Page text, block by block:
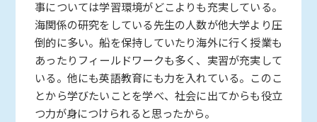
事については学習環境がどこよりも充実している。
海関係の研究をしている先生の人数が他大学より圧
倒的に多い。船を保持していたり海外に行く授業も
あったりフィールドワークも多く、実習が充実して
いる。他にも英語教育にも力を入れている。このこ
とから学びたいことを学べ、社会に出てからも役立
つ力が身につけられると思ったから。